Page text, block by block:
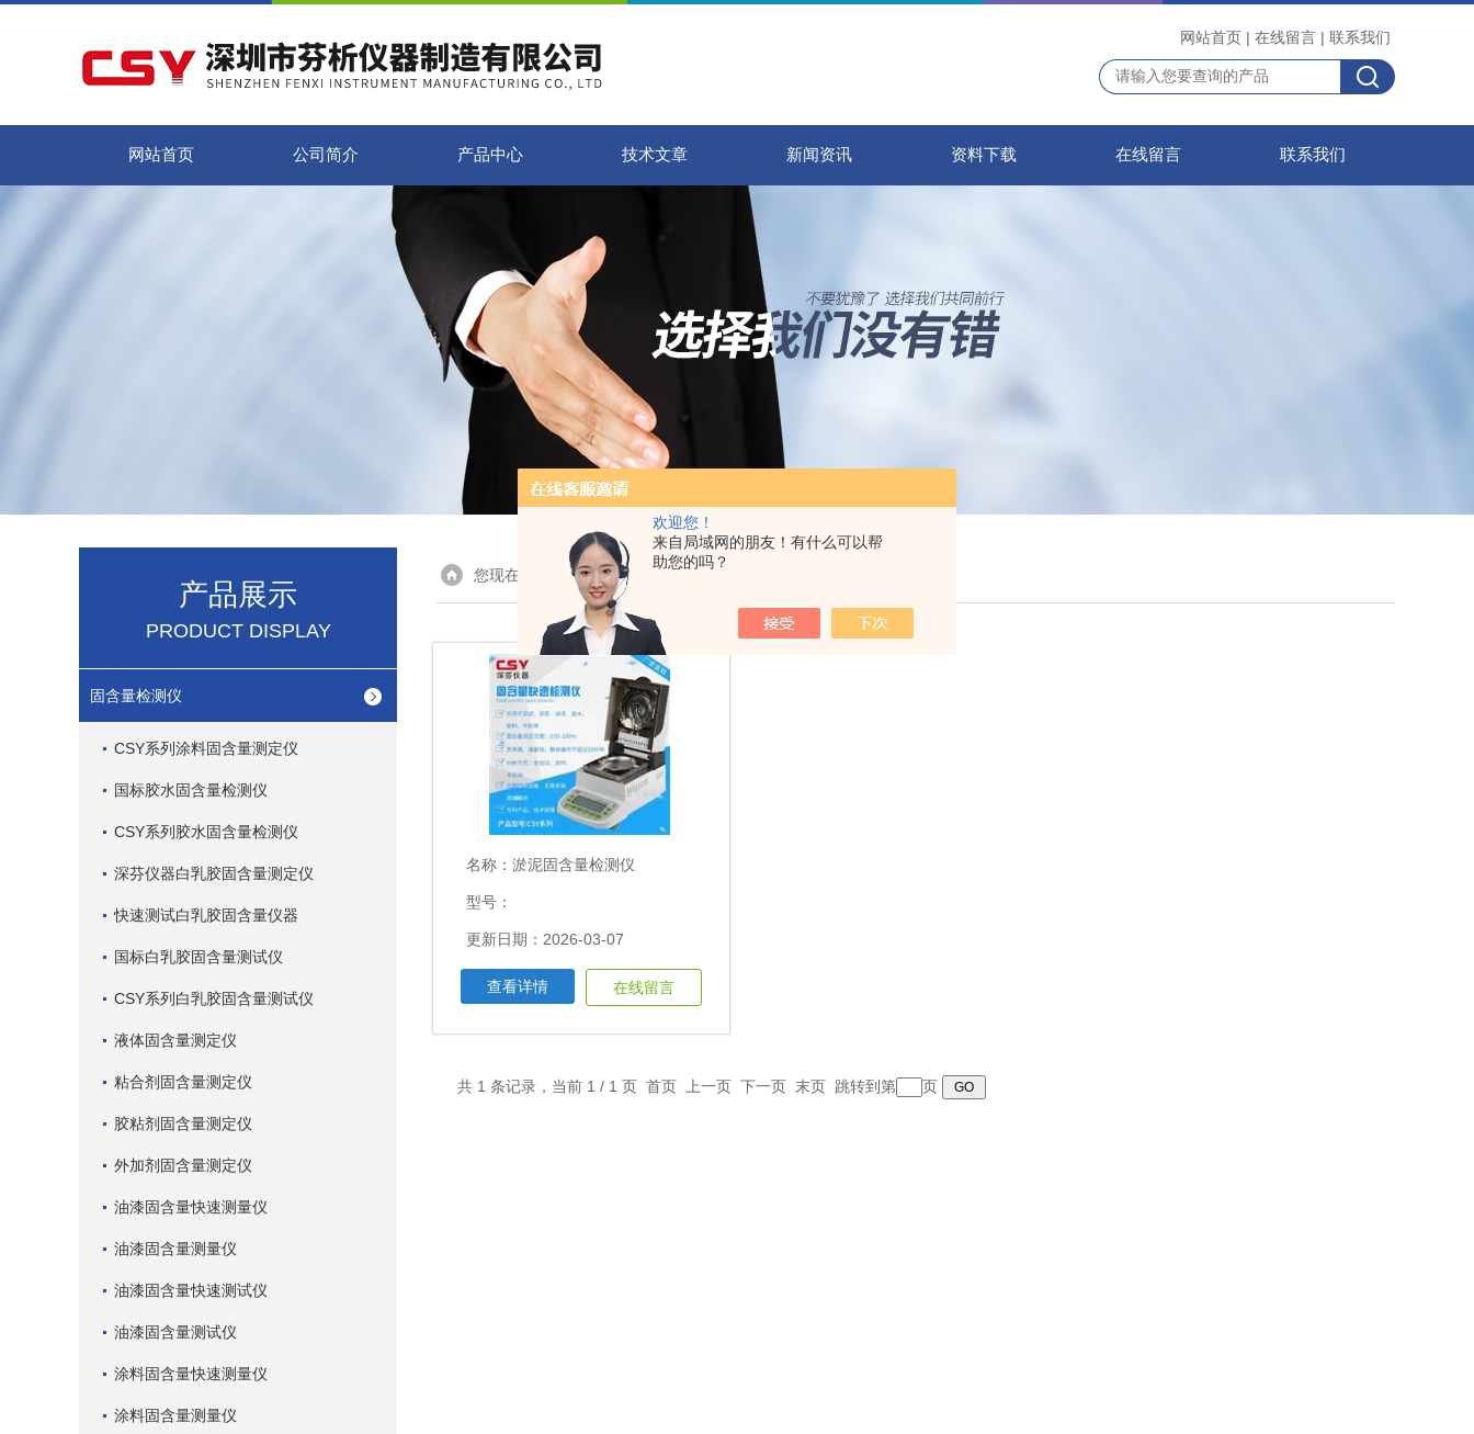
欢迎您！
来自局域网的朋友！有什么可以帮
助您的吗？
网站首页 | 在线留言 | 联系我们
网站首页 公司简介 产品中心 技术文章 新闻资讯 资料下载 在线留言 联系我们
产品展示
PRODUCT DISPLAY
固含量检测仪
CSY系列涂料固含量测定仪
国标胶水固含量检测仪
CSY系列胶水固含量检测仪
深芬仪器白乳胶固含量测定仪
快速测试白乳胶固含量仪器
国标白乳胶固含量测试仪
CSY系列白乳胶固含量测试仪
液体固含量测定仪
粘合剂固含量测定仪
胶粘剂固含量测定仪
外加剂固含量测定仪
油漆固含量快速测量仪
油漆固含量测量仪
油漆固含量快速测试仪
油漆固含量测试仪
涂料固含量快速测量仪
涂料固含量测量仪
您现在的位置：首页> 产品展示 > 固含量检测仪
名称： 淤泥固含量检测仪
型号：
更新日期：2026-03-07
查看详情 在线留言
共 1 条记录，当前 1 / 1 页 首页 上一页 下一页 末页 跳转到第 页